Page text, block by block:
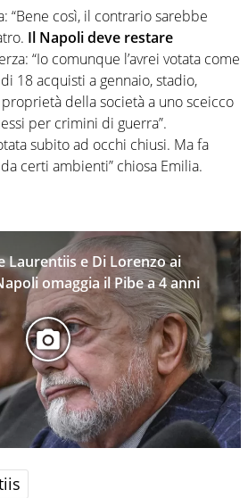
“Bene così, il contrario sarebbe
Il Napoli deve restare
“Io comunque l’avrei votata come
18 acquisti a gennaio, stadio,
della società a uno sceicco
per crimini di guerra”.
subito ad occhi chiusi. Ma fa
certi ambienti” chiosa Emilia.
Laurentiis e Di Lorenzo ai
omaggia il Pibe a 4 anni